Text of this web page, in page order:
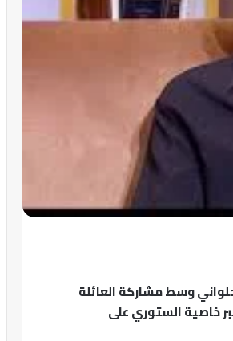
وسط مشاركة العائلة
خاصية الستوري على